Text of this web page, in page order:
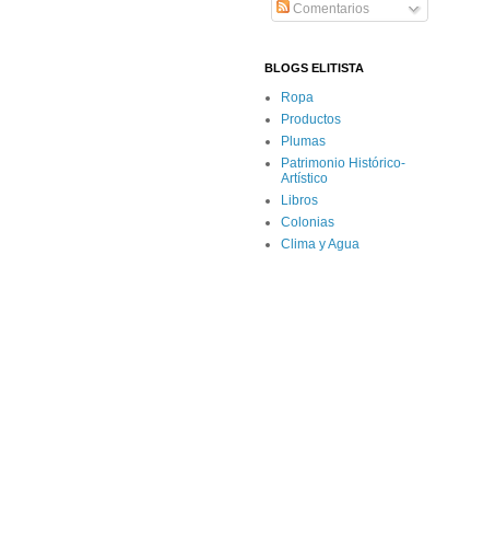
Comentarios
BLOGS ELITISTA
Ropa
Productos
Plumas
Patrimonio Histórico-
Artístico
Libros
Colonias
Clima y Agua